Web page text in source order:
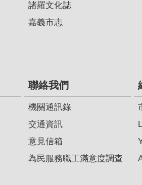
諸羅文化誌
嘉義市志
聯絡我們
機關通訊錄
交通資訊
意見信箱
為民服務職工滿意度調查